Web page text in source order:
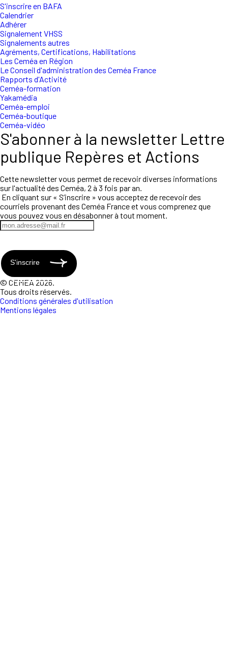
S'inscrire en BAFA
Calendrier
Adhérer
Signalement VHSS
Signalements autres
Agréments, Certifications, Habilitations
Les Ceméa en Région
Le Conseil d'administration des Ceméa France
Rapports d'Activité
Ceméa-formation
Yakamédia
Ceméa-emploi
Ceméa-boutique
Ceméa-vidéo
S'abonner à la newsletter Lettre
publique Repères et Actions
Cette newsletter vous permet de recevoir diverses informations
sur l'actualité des Ceméa, 2 à 3 fois par an.
En cliquant sur « S’inscrire » vous acceptez de recevoir des
courriels provenant des Ceméa France et vous comprenez que
vous pouvez vous en désabonner à tout moment.
S'inscrire
© CEMEA 2026.
Tous droits réservés.
Conditions générales d'utilisation
Mentions légales